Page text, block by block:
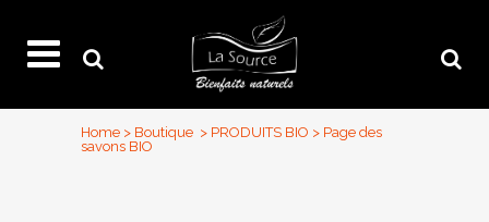
Home > Boutique > PRODUITS BIO > Page des
savons BIO